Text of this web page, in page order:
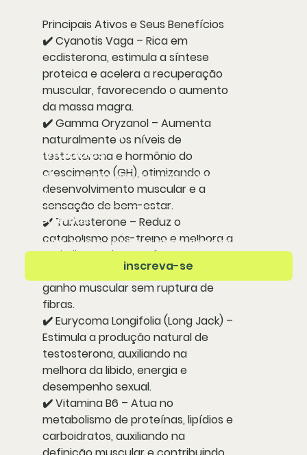
Principais Ativos e Seus Benefícios
✔️Cyanotis Vaga– Rica em
ecdisterona, estimula a síntese
proteica e acelera arecuperação
muscular, favorecendo o aumento
damassa magra.
✔️Gamma Oryzanol– Aumenta
naturalmente os níveis de
testosterona e hormônio do
crescimento (GH), otimizando o
desenvolvimento musculare a
sensação de bem-estar.
✔️ Turkesterone– Reduz o
catabolismo pós-treino e melhora a
assimilação de proteínas,
força, resistência e
ganho muscularsem ruptura de
fibras.
✔️Eurycoma Longifolia (Long Jack)–
Estimula aprodução natural de
testosterona, auxiliando na
melhora da libido, energia e
desempenho sexual.
✔️Vitamina B6 – Atua no
metabolismo deproteínas, lipídios e
carboidratos, auxiliando na
inscreva-se para receber as
novidades
receba as promoções e melhores ofertas
Email *
Sim, quero receber as novidades
inscreva-se